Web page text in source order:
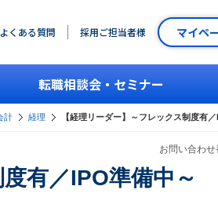
よくある質問 採用ご担当者様 マイペ
転職相談会・セミナー
計 経理 【経理リーダー】～フレックス制度有
お問い合わ
有／IPO準備中～